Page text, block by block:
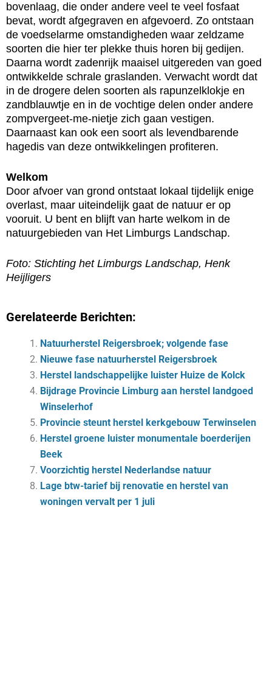
bovenlaag, die onder andere veel te veel fosfaat
bevat, wordt afgegraven en afgevoerd. Zo ontstaan
de voedselarme omstandigheden waar zeldzame
soorten die hier ter plekke thuis horen bij gedijen.
Daarna wordt zadenrijk maaisel uitgereden van goed
ontwikkelde schrale graslanden. Verwacht wordt dat
in de drogere delen soorten als rapunzelklokje en
zandblauwtje en in de vochtige delen onder andere
zompvergeet-me-nietje zich gaan vestigen.
Daarnaast kan ook een soort als levendbarende
hagedis van deze ontwikkelingen profiteren.
Welkom
Door afvoer van grond ontstaat lokaal tijdelijk enige
overlast, maar uiteindelijk gaat de natuur er op
vooruit. U bent en blijft van harte welkom in de
natuurgebieden van Het Limburgs Landschap.
Foto: Stichting het Limburgs Landschap, Henk
Heijligers
Gerelateerde Berichten:
Natuurherstel Reigersbroek; volgende fase
Nieuwe fase natuurherstel Reigersbroek
Herstel landschappelijke luister Huize de Kolck
Bijdrage Provincie Limburg aan herstel landgoed
Winselerhof
Provincie steunt herstel kerkgebouw Terwinselen
Herstel groene luister monumentale boerderijen
Beek
Voorzichtig herstel Nederlandse natuur
Lage btw-tarief bij renovatie en herstel van
woningen vervalt per 1 juli